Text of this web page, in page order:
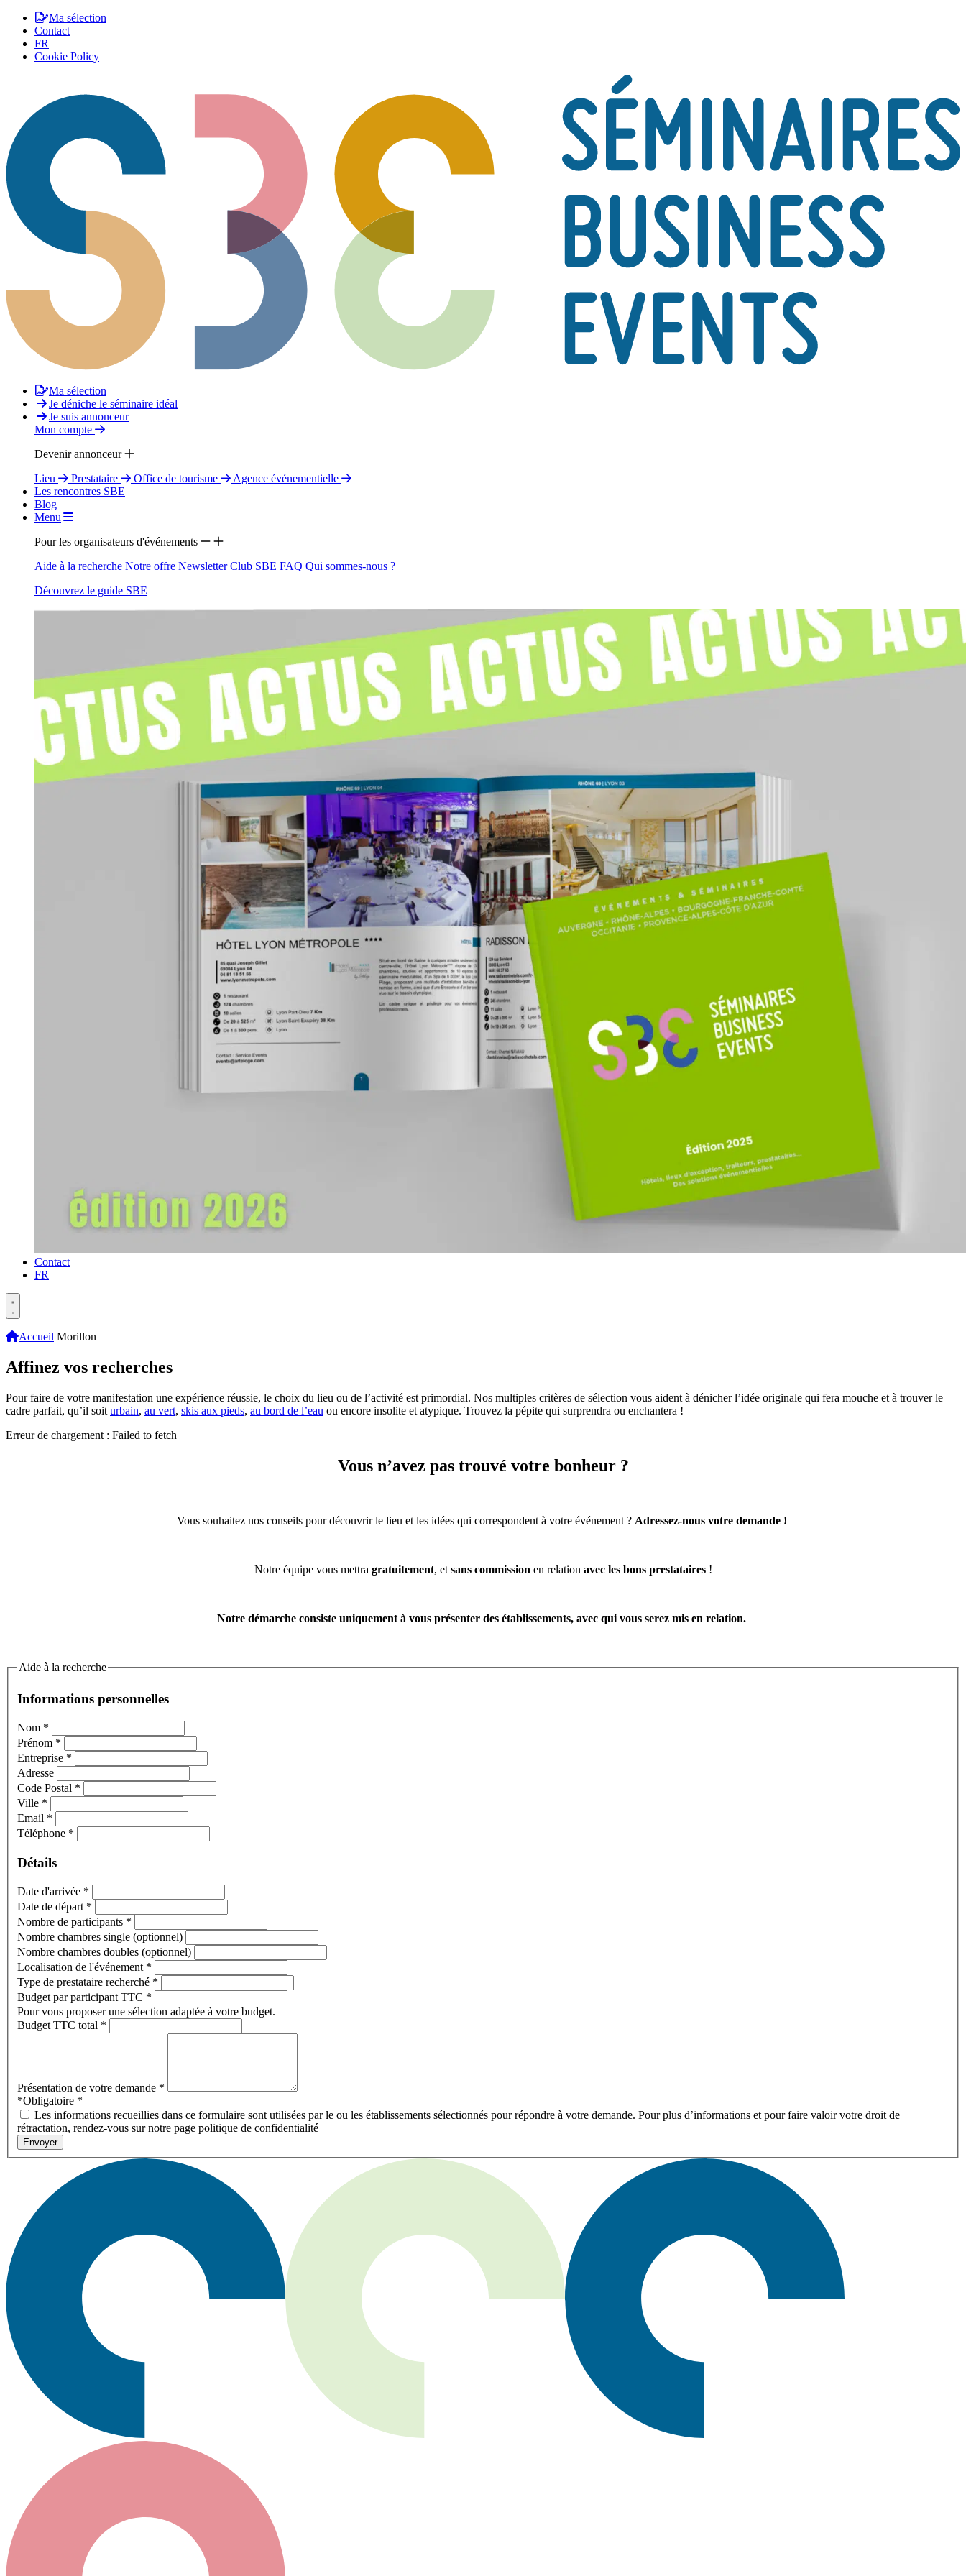
Ma sélection
Contact
FR
Cookie Policy
Ma sélection
Je déniche le séminaire idéal
Je suis annonceur
Mon compte
Devenir annonceur
Lieu
Prestataire Office de tourisme
Agence événementielle
Les rencontres SBE
Blog
Menu
Pour les organisateurs d'événements
Aide à la recherche Notre offre NewsletterClub SBE FAQ Qui sommes-nous ?
Découvrez le guide SBE
Contact
FR
Accueil Morillon
Affinez vos recherches
Pour faire de votre manifestation une expérience réussie, le choix du lieu ou de l’activité est primordial. Nos multiples critères de sélection vous aident à dénicher l’idée originale qui fera mouche et à trouver le
cadre parfait, qu’il soit urbain, au vert, skis aux pieds, au bord de l’eau ou encore insolite et atypique. Trouvez la pépite qui surprendra ou enchantera !
Erreur de chargement : Failed to fetch
Vous n’avez pas trouvé votre bonheur ?
Vous souhaitez nos conseils pour découvrir le lieu et les idées qui correspondent à votre événement ? Adressez-nous votre demande !
Notre équipe vous mettra gratuitement, et sans commission en relation avec les bons prestataires !
Notre démarche consiste uniquement à vous présenter des établissements, avec qui vous serez mis en relation.
Aide à la recherche
Informations personnelles
Nom *
Prénom *
Entreprise *
Adresse
Code Postal *
Ville *
Email *
Téléphone *
Détails
Date d'arrivée *
Date de départ *
Nombre de participants *
Nombre chambres single (optionnel)
Nombre chambres doubles (optionnel)
Localisation de l'événement *
Type de prestataire recherché *
Budget par participant TTC *
Pour vous proposer une sélection adaptée à votre budget.
Budget TTC total *
Présentation de votre demande *
*Obligatoire *
Les informations recueillies dans ce formulaire sont utilisées par le ou les établissements sélectionnés pour répondre à votre demande. Pour plus d’informations et pour faire valoir votre droit de
rétractation, rendez-vous sur notre page politique de confidentialité
Envoyer